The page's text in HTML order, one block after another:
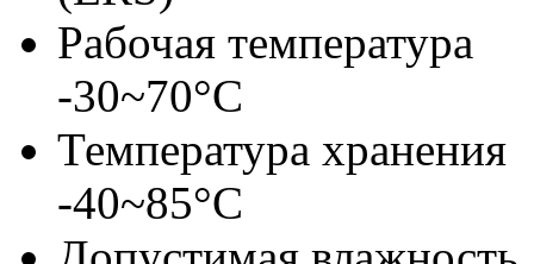
Рабочая температура
-30~70°C
Температура хранения
-40~85°C